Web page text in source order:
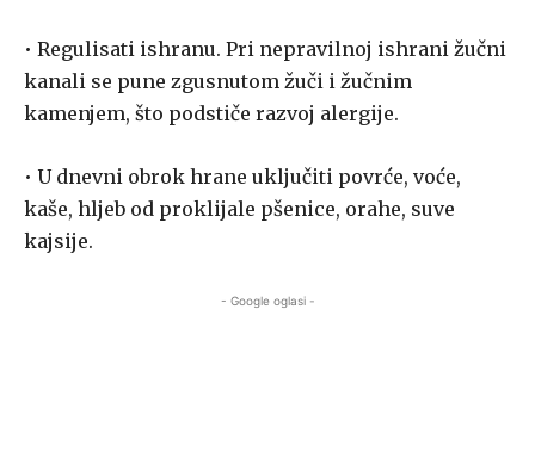
• Regulisati ishranu. Pri nepravilnoj ishrani žučni
kanali se pune zgusnutom žuči i žučnim
kamenjem, što podstiče razvoj alergije.
• U dnevni obrok hrane uključiti povrće, voće,
kaše, hljeb od proklijale pšenice, orahe, suve
kajsije.
- Google oglasi -